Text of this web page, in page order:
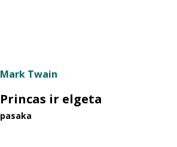
Mark Twain
Princas ir elgeta
pasaka